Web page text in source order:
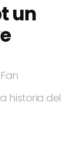
un
historia del